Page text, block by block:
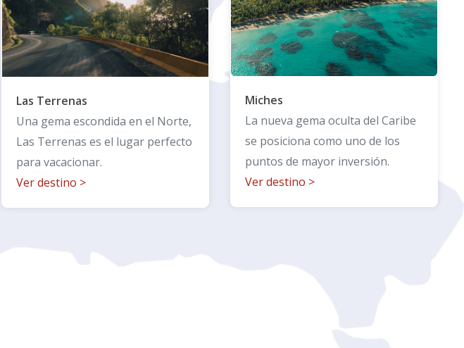
Las Terrenas
Una gema escondida en el Norte,
Las Terrenas es el lugar perfecto
para vacacionar.
Ver destino >
Miches
La nueva gema oculta del Caribe
se posiciona como uno de los
puntos de mayor inversión.
Ver destino >